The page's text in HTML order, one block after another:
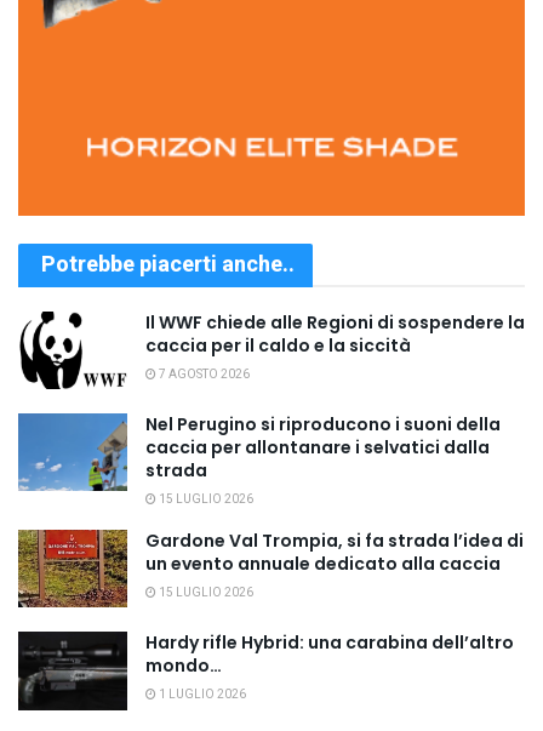
Potrebbe piacerti anche..
Il WWF chiede alle Regioni di sospendere la
caccia per il caldo e la siccità
7 AGOSTO 2026
Nel Perugino si riproducono i suoni della
caccia per allontanare i selvatici dalla
strada
15 LUGLIO 2026
Gardone Val Trompia, si fa strada l’idea di
un evento annuale dedicato alla caccia
15 LUGLIO 2026
Hardy rifle Hybrid: una carabina dell’altro
mondo…
1 LUGLIO 2026